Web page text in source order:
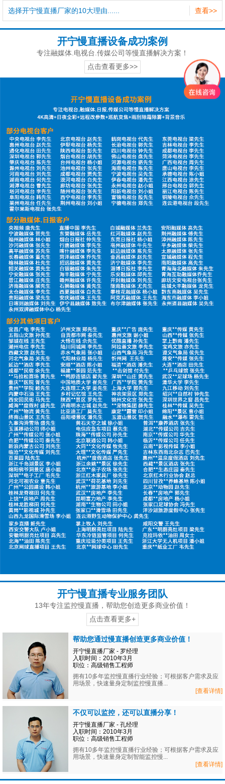
查看>>
选择开宁慢直播厂家的10大理由......
开宁慢直播设备成功案例
专注融媒体.电视台.传媒公司等慢直播解决方案！
点击查看更多>>
开宁慢直播专业服务团队
13年专注监控慢直播，帮助您创造更多商业价值！
点击查看更多+
帮助您通过慢直播创造更多商业价值！
开宁慢直播厂家 - 罗经理
入职时间：2010年3月
职位：高级销售工程师
拥有10多年监控慢直播行业经验；可根据客户需求及应
用场景，快速量身定制监控慢直播...
[查看详情]
不仅可以监控，还可以直播分享！
开宁慢直播厂家 - 孔经理
入职时间：2010年3月
职位：高级销售工程师
拥有10多年监控慢直播行业经验；可根据客户需求及应
用场景，快速量身定制智能监控慢...
[查看详情]